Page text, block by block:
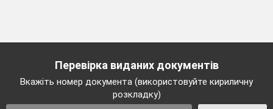
Перевірка виданих документів
Вкажіть номер документа (використовуйте кириличну
розкладку)